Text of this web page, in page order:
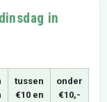
in
tussen
€10 en
onder
€10,-